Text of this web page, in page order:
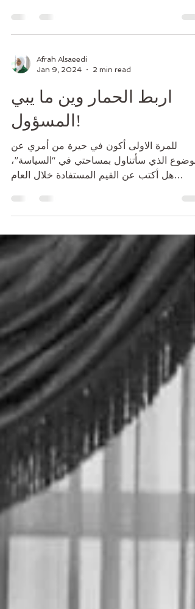
Afrah Alsaeedi
Jan 9, 2024
2 min read
اربط الحمار وين ما يبي
المسؤول!
للمرة الاولى أكون في حيرة من أمري عن
الذي سأتناول بمساحتي في “السياسة”،
هل أكتب عن القيم المستفادة خلال العام